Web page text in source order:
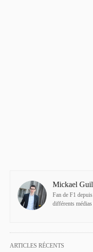
Mickael
Fan de F1
différents
ARTICLES RÉCENTS